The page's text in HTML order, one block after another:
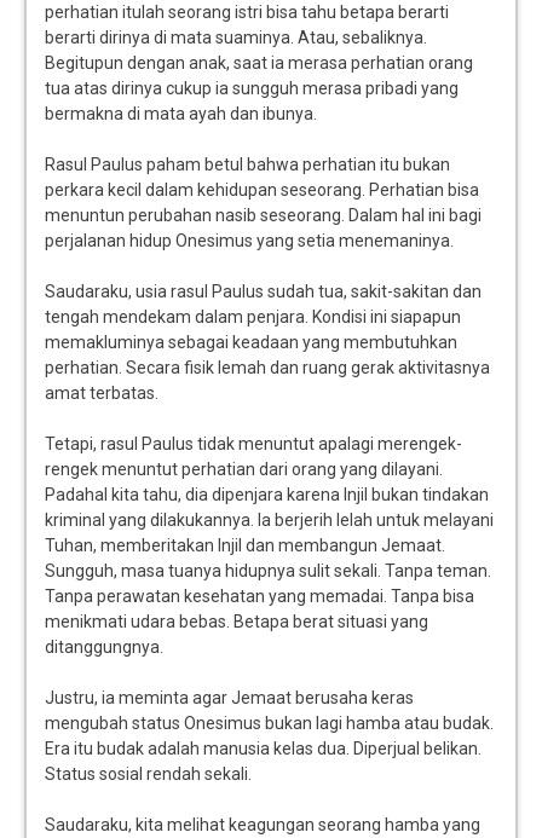
perhatian itulah seorang istri bisa tahu betapa berarti
berarti dirinya di mata suaminya. Atau, sebaliknya.
Begitupun dengan anak, saat ia merasa perhatian orang
tua atas dirinya cukup ia sungguh merasa pribadi yang
bermakna di mata ayah dan ibunya.
Rasul Paulus paham betul bahwa perhatian itu bukan
perkara kecil dalam kehidupan seseorang. Perhatian bisa
menuntun perubahan nasib seseorang. Dalam hal ini bagi
perjalanan hidup Onesimus yang setia menemaninya.
Saudaraku, usia rasul Paulus sudah tua, sakit-sakitan dan
tengah mendekam dalam penjara. Kondisi ini siapapun
memakluminya sebagai keadaan yang membutuhkan
perhatian. Secara fisik lemah dan ruang gerak aktivitasnya
amat terbatas.
Tetapi, rasul Paulus tidak menuntut apalagi merengek-
rengek menuntut perhatian dari orang yang dilayani.
Padahal kita tahu, dia dipenjara karena Injil bukan tindakan
kriminal yang dilakukannya. Ia berjerih lelah untuk melayani
Tuhan, memberitakan Injil dan membangun Jemaat.
Sungguh, masa tuanya hidupnya sulit sekali. Tanpa teman.
Tanpa perawatan kesehatan yang memadai. Tanpa bisa
menikmati udara bebas. Betapa berat situasi yang
ditanggungnya.
Justru, ia meminta agar Jemaat berusaha keras
mengubah status Onesimus bukan lagi hamba atau budak.
Era itu budak adalah manusia kelas dua. Diperjual belikan.
Status sosial rendah sekali.
Saudaraku, kita melihat keagungan seorang hamba yang